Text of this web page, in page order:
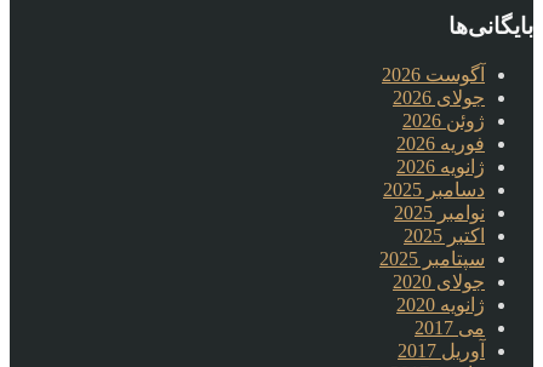
بایگانی‌ها
آگوست 2026
جولای 2026
ژوئن 2026
فوریه 2026
ژانویه 2026
دسامبر 2025
نوامبر 2025
اکتبر 2025
سپتامبر 2025
جولای 2020
ژانویه 2020
می 2017
آوریل 2017